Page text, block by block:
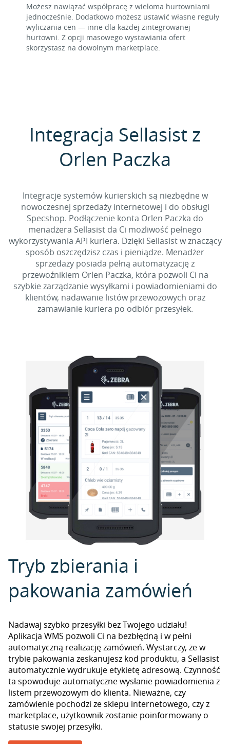
Możesz nawiązać współpracę z wieloma hurtowniami
jednocześnie. Dodatkowo możesz ustawić własne reguły
wyliczania cen — inne dla każdej zintegrowanej
hurtowni. Z opcji masowego wystawiania ofert
skorzystasz na dowolnym marketplace.
Integracja Sellasist z
Orlen Paczka
Integracje systemów kurierskich są niezbędne w
nowoczesnej sprzedaży internetowej i do obsługi
Specshop. Podłączenie konta Orlen Paczka do
menadżera Sellasist da Ci możliwość pełnego
wykorzystywania API kuriera. Dzięki Sellasist w znaczący
sposób oszczędzisz czas i pieniądze. Menadżer
sprzedaży posiada pełną automatyzację z
przewoźnikiem Orlen Paczka, która pozwoli Ci na
szybkie zarządzanie wysyłkami i powiadomieniami do
klientów, nadawanie listów przewozowych oraz
zamawianie kuriera po odbiór przesyłek.
Tryb zbierania i
pakowania zamówień
Nadawaj szybko przesyłki bez Twojego udziału!
Aplikacja WMS pozwoli Ci na bezbłędną i w pełni
automatyczną realizację zamówień. Wystarczy, że w
trybie pakowania zeskanujesz kod produktu, a Sellasist
automatycznie wydrukuje etykietę adresową. Czynność
ta spowoduje automatyczne wysłanie powiadomienia z
listem przewozowym do klienta. Nieważne, czy
zamówienie pochodzi ze sklepu internetowego, czy z
marketplace, użytkownik zostanie poinformowany o
statusie swojej przesyłki.